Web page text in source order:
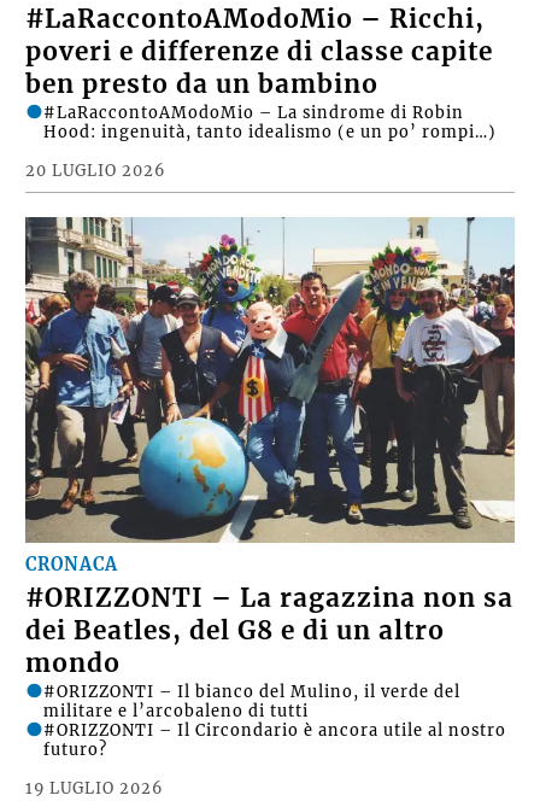
#LaRaccontoAModoMio – Ricchi,
poveri e differenze di classe capite
ben presto da un bambino
20 LUGLIO 2026
#LaRaccontoAModoMio – La sindrome di Robin
Hood: ingenuità, tanto idealismo (e un po’ rompi…)
CRONACA
#ORIZZONTI – La ragazzina non sa
dei Beatles, del G8 e di un altro
mondo
19 LUGLIO 2026
#ORIZZONTI – Il bianco del Mulino, il verde del
militare e l’arcobaleno di tutti
#ORIZZONTI – Il Circondario è ancora utile al nostro
futuro?